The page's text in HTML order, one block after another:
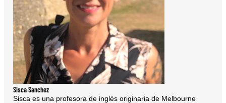
Sisca Sanchez
Sisca es una profesora de inglés originaria de Melbourne